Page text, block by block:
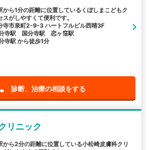
から1分の距離に位置しているくぼしまこどもク
がしやすくて便利です。
寺市泉町2-9-3 ハートフルビル西晴3F
寺駅 国分寺駅 恋ヶ窪駅
寺駅 から徒歩1分
診断、治療の相談をする
リニック
から2分の距離に位置している小松崎皮膚科クリ